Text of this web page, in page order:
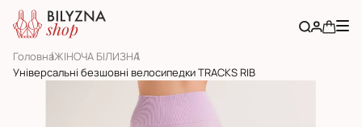
ГоловнаЖІНОЧА БІЛИЗНА
Універсальні безшовні велосипедки TRACKS RIB